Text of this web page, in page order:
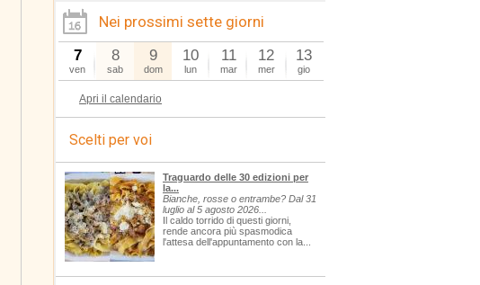
Nei prossimi sette giorni
7
ven
8
sab
9
dom
10
lun
11
mar
12
mer
13
gio
Apri il calendario
Scelti per voi
Traguardo delle 30 edizioni per
la...
Bianche, rosse o entrambe? Dal 31
luglio al 5 agosto 2026...
Il caldo torrido di questi giorni,
rende ancora più spasmodica
l'attesa dell'appuntamento con la...